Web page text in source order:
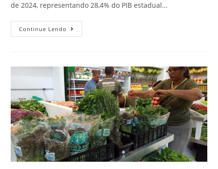
de 2024, representando 28,4% do PIB estadual…
Continue Lendo